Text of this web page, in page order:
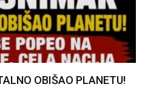
OBIŠAO PLANETU!